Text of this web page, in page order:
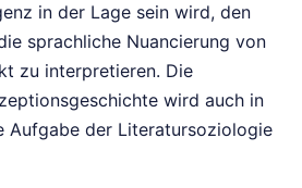
in der Lage sein wird, den
sprachliche Nuancierung von
zu interpretieren. Die
wird auch in
Aufgabe der Literatursoziologie